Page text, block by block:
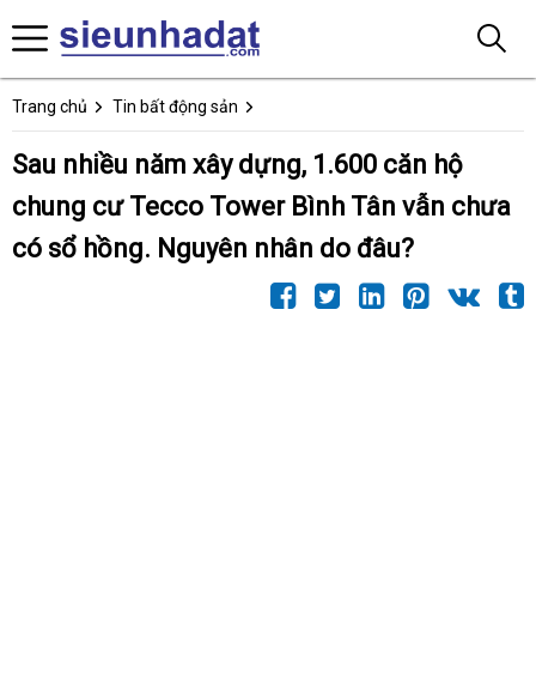
Trang chủ Tin bất động sản
Sau nhiều năm xây dựng, 1.600 căn hộ
chung cư Tecco Tower Bình Tân vẫn chưa
có sổ hồng. Nguyên nhân do đâu?